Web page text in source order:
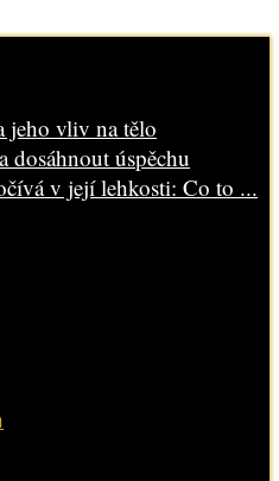
jeho vliv na tělo
dosáhnout úspěchu
v její lehkosti: Co to ...